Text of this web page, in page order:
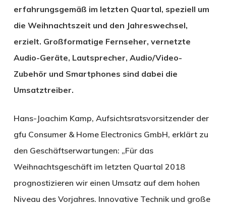
erfahrungsgemäß im letzten Quartal, speziell um
die Weihnachtszeit und den Jahreswechsel,
erzielt. Großformatige Fernseher, vernetzte
Audio-Geräte, Lautsprecher, Audio/Video-
Zubehör und Smartphones sind dabei die
Umsatztreiber.
Hans-Joachim Kamp, Aufsichtsratsvorsitzender der
gfu Consumer & Home Electronics GmbH, erklärt zu
den Geschäftserwartungen: „Für das
Weihnachtsgeschäft im letzten Quartal 2018
prognostizieren wir einen Umsatz auf dem hohen
Niveau des Vorjahres. Innovative Technik und große